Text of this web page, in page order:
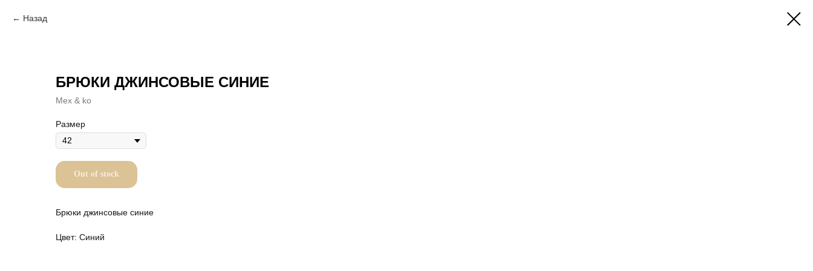
Назад
БРЮКИ ДЖИНСОВЫЕ СИНИЕ
Mex & ko
Размер
Out of stock
Брюки джинсовые синие
Цвет: Синий